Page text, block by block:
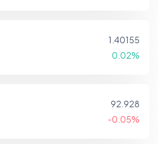
1.40155
0.02%
92.928
-0.05%